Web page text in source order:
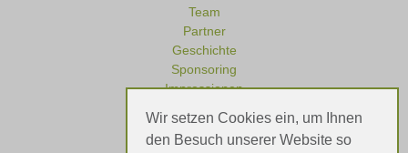
Team
Partner
Geschichte
Sponsoring
Impressionen
Wir setzen Cookies ein, um Ihnen
den Besuch unserer Website so